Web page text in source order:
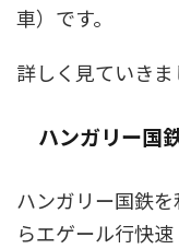
車）です。
詳しく見ていきま
ハンガリー国
ハンガリー国鉄を
らエゲール行快